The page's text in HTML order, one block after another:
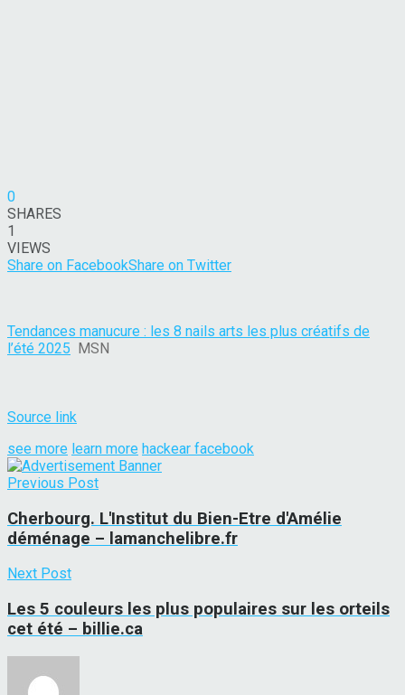
0
SHARES
1
VIEWS
Share on FacebookShare on Twitter
Tendances manucure : les 8 nails arts les plus créatifs de
l’été 2025 MSN
Source link
see more learn more hackear facebook
Previous Post
Cherbourg. L'Institut du Bien-Etre d'Amélie
déménage – lamanchelibre.fr
Next Post
Les 5 couleurs les plus populaires sur les orteils
cet été – billie.ca